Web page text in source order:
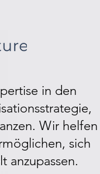
in den
Wir helfen
sich
anzupassen.